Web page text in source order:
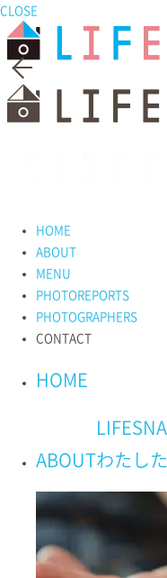
HOME
ABOUT
MENU
PHOTOREPORTS
PHOTOGRAPHERS
CONTACT
HOME
ABOUTわたし
CLOSE